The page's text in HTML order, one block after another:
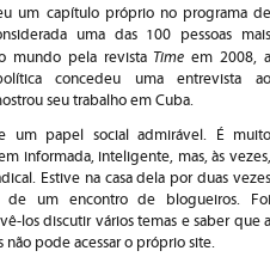
um capítulo próprio no programa de
uma das 100 pessoas mais
mundo pela revista Time em 2008, a
concedeu uma entrevista ao
seu trabalho em Cuba.
um papel social admirável. É muito
informada, inteligente, mas, às vezes,
Estive na casa dela por duas vezes
de um encontro de blogueiros. Foi
los discutir vários temas e saber que a
não pode acessar o próprio site.